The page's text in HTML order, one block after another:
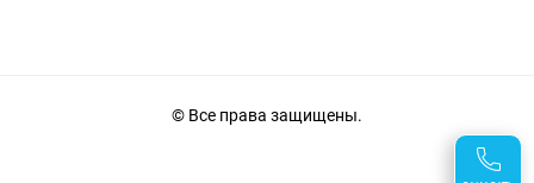
© Все права защищены.